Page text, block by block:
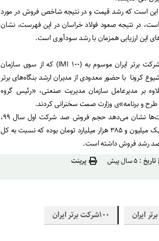
این است که رشد قیمت و در نتیجه شاخص فروش در مورد
در نتیجه صعود فولاد خراسان در این فهرست، نشان
این ارزیابی همزمان با رشد سودآوری است.
در بیست و سومین همایش معرفی یکصد شرکت برتر ایران موسوم به (IMI ۱۰۰) که از سوی سازمان
کرونا با حضور معدودی از مدیران ارشد بنگاه‌های برتر
بر مدیرعامل سازمان مدیریت صنعتی، «رئیس گروه
و برنامه»ی وزارت صمت سخنرانی کردند.
▫️نتایج بیست و سومین سال رتبه‌بندی شرکت‌ها نشان می‌دهد حجم فروش صد شرکت اول سال ۹۹،
براساس اطلاعات مالی سال گذشته، بیش از یک میلیون و ۳۸۵ هزار میلیارد تومان بوده که نسبت به کل
تاریخ : ۵ سال پیش
پرینت
ایران
١٠٠شرکت برتر ایران